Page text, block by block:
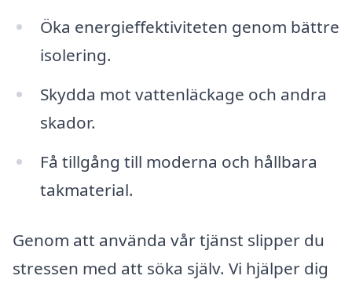
Öka energieffektiviteten genom bättre
isolering.
Skydda mot vattenläckage och andra
skador.
Få tillgång till moderna och hållbara
takmaterial.
Genom att använda vår tjänst slipper du
stressen med att söka själv. Vi hjälper dig